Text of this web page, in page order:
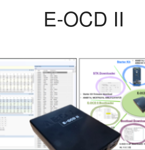
E-OCD II